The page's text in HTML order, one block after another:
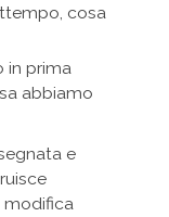
cosa
in prima
abbiamo
e
modifica